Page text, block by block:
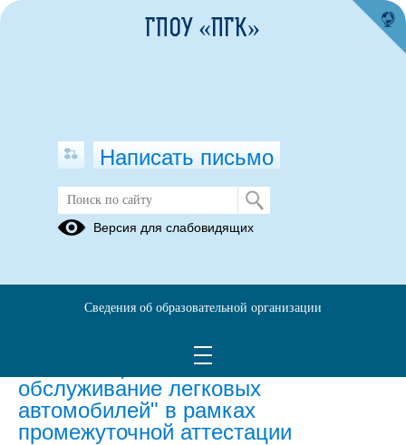
Демонстрационный экзамен 2022-
2023
Демонстрационный экзамен по
компетенции: "Ремонт и
обслуживание легковых
автомобилей" в рамках
промежуточной аттестации
ГПОУ «ПГК»
Написать письмо
Версия для слабовидящих
Сведения об образовательной организации